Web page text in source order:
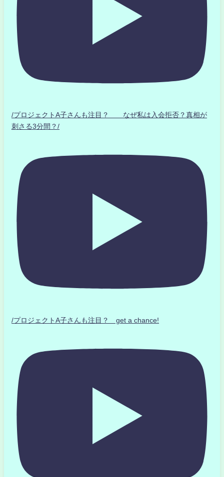
/プロジェクトA子さんも注目？ なぜ私は入会拒否？真相が
刺さる3分間？/
/プロジェクトA子さんも注目？ get a chance!